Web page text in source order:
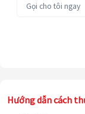
Hướng dẫn cách